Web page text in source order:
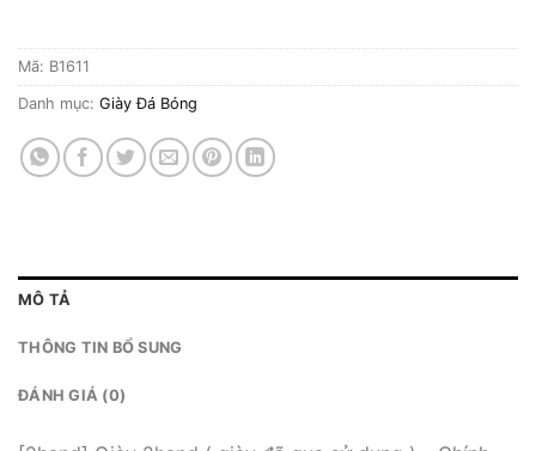
Mã: B1611
Danh mục: Giày Đá Bóng
MÔ TẢ
THÔNG TIN BỔ SUNG
ĐÁNH GIÁ (0)